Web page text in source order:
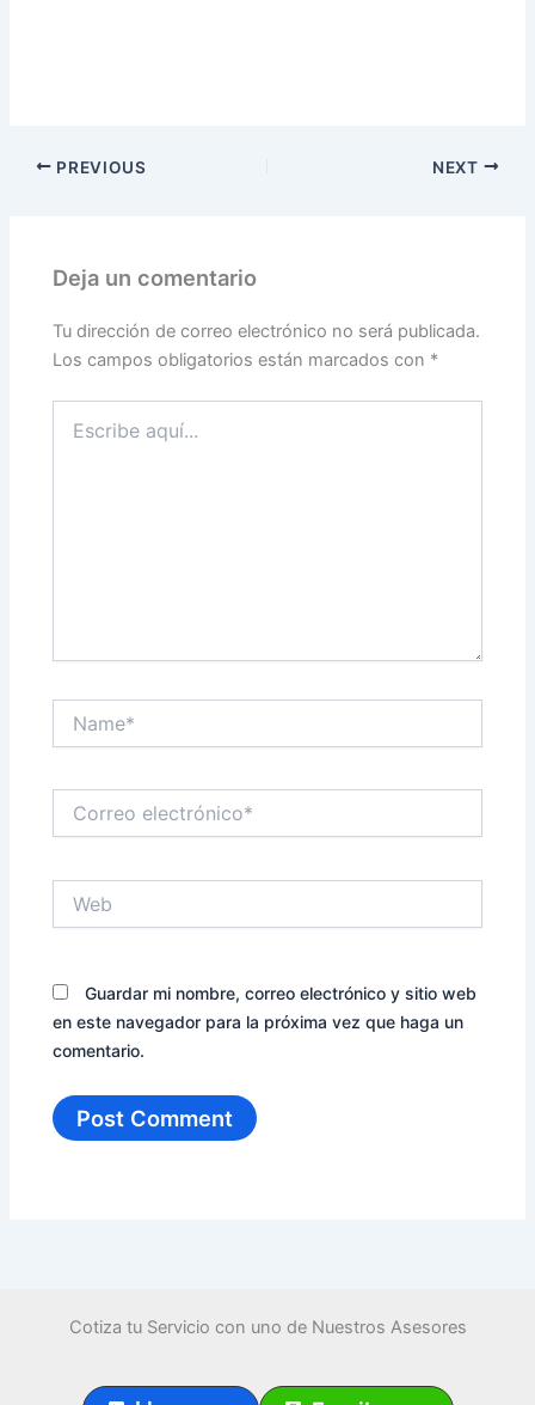
PREVIOUS NEXT
Deja un comentario
Tu dirección de correo electrónico no será publicada.
Los campos obligatorios están marcados con *
aquí...
electrónico*
Guardar mi nombre, correo electrónico y sitio web
en este navegador para la próxima vez que haga un
comentario.
Cotiza tu Servicio con uno de Nuestros Asesores